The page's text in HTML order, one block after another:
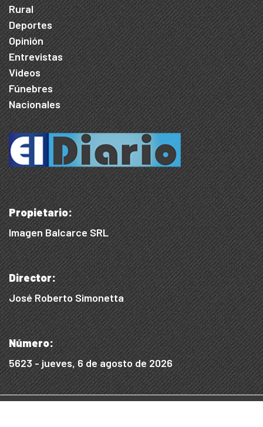
Rural
Deportes
Opinión
Entrevistas
Videos
Fúnebres
Nacionales
Propietario:
Imagen Balcarce SRL
Director:
José Roberto Simonetta
Número:
5623 - jueves, 6 de agosto de 2026